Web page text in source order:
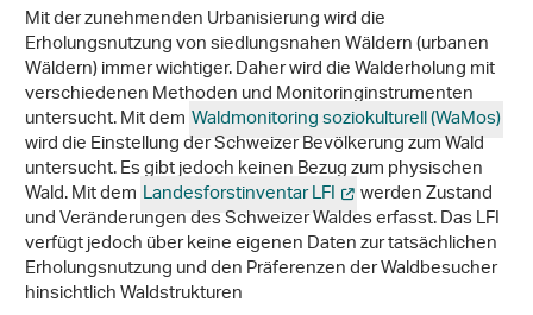
Mit der zunehmenden Urbanisierung wird die
Erholungsnutzung von siedlungsnahen Wäldern (urbanen
Wäldern) immer wichtiger. Daher wird die Walderholung mit
verschiedenen Methoden und Monitoringinstrumenten
untersucht. Mit demWaldmonitoring soziokulturell (WaMos)
wird die Einstellung der Schweizer Bevölkerung zum Wald
untersucht. Es gibt jedoch keinen Bezug zum physischen
Wald. Mit dem Landesforstinventar LFI werden Zustand
und Veränderungen des Schweizer Waldes erfasst. Das LFI
verfügt jedoch über keine eigenen Daten zur tatsächlichen
Erholungsnutzung und den Präferenzen der Waldbesucher
hinsichtlich Waldstrukturen